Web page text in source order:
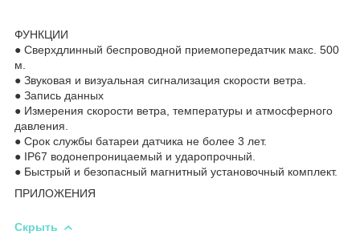
ФУНКЦИИ
● Сверхдлинный беспроводной приемопередатчик макс. 500
м.
● Звуковая и визуальная сигнализация скорости ветра.
● Запись данных
● Измерения скорости ветра, температуры и атмосферного
давления.
● Срок службы батареи датчика не более 3 лет.
● IP67 водонепроницаемый и ударопрочный.
● Быстрый и безопасный магнитный установочный комплект.
ПРИЛОЖЕНИЯ
Скрыть